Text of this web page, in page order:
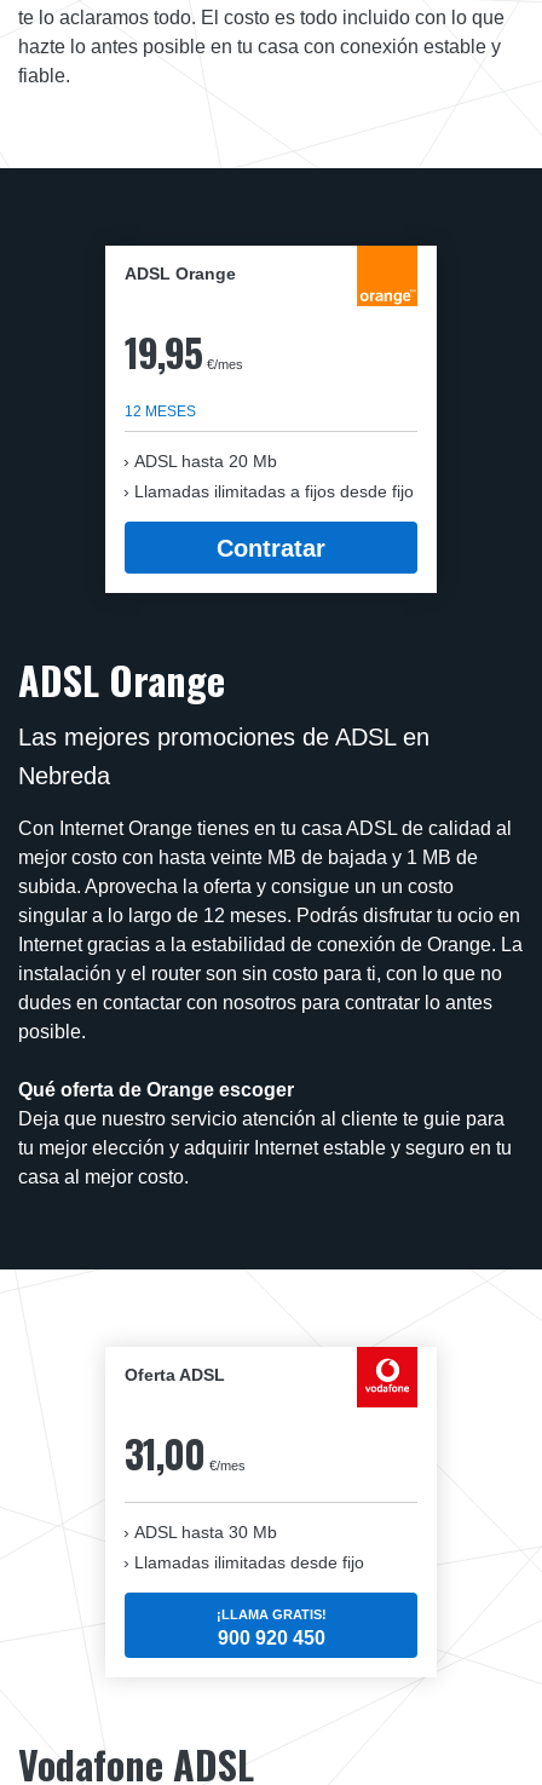
te lo aclaramos todo. El costo es todo incluido con lo que
hazte lo antes posible en tu casa con conexión estable y
fiable.
ADSL Orange
19,95 €/mes
12 MESES
ADSL hasta 20 Mb
Llamadas ilimitadas a fijos desde fijo
Contratar
ADSL Orange
Las mejores promociones de ADSL en
Nebreda
Con Internet Orange tienes en tu casa ADSL de calidad al
mejor costo con hasta veinte MB de bajada y 1 MB de
subida. Aprovecha la oferta y consigue un un costo
singular a lo largo de 12 meses. Podrás disfrutar tu ocio en
Internet gracias a la estabilidad de conexión de Orange. La
instalación y el router son sin costo para ti, con lo que no
dudes en contactar con nosotros para contratar lo antes
posible.
Qué oferta de Orange escoger
Deja que nuestro servicio atención al cliente te guie para
tu mejor elección y adquirir Internet estable y seguro en tu
casa al mejor costo.
Oferta ADSL
31,00 €/mes
ADSL hasta 30 Mb
Llamadas ilimitadas desde fijo
¡LLAMA GRATIS!
900 920 450
Vodafone ADSL